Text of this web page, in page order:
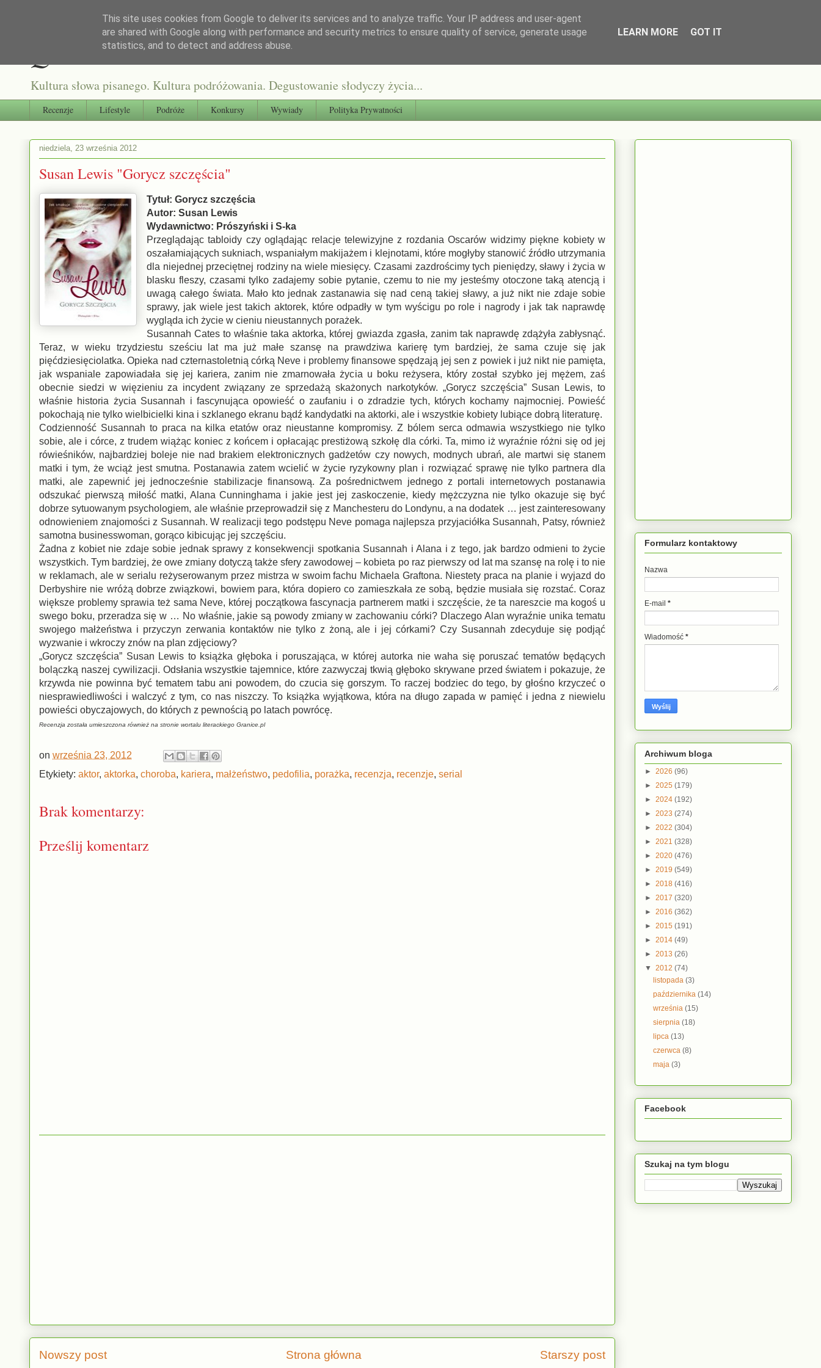
Qultura słowa
Kultura słowa pisanego. Kultura podróżowania. Degustowanie słodyczy życia...
Recenzje Lifestyle Podróże Konkursy Wywiady Polityka Prywatności
niedziela, 23 września 2012
Susan Lewis "Gorycz szczęścia"
Tytuł: Gorycz szczęścia
Autor: Susan Lewis
Wydawnictwo: Prószyński i S-ka
Przeglądając tabloidy czy oglądając relacje telewizyjne z rozdania Oscarów widzimy piękne kobiety w
oszałamiających sukniach, wspaniałym makijażem i klejnotami, które mogłyby stanowić źródło utrzymania
dla niejednej przeciętnej rodziny na wiele miesięcy. Czasami zazdrościmy tych pieniędzy, sławy i życia w
blasku fleszy, czasami tylko zadajemy sobie pytanie, czemu to nie my jesteśmy otoczone taką atencją i
uwagą całego świata. Mało kto jednak zastanawia się nad ceną takiej sławy, a już nikt nie zdaje sobie
sprawy, jak wiele jest takich aktorek, które odpadły w tym wyścigu po role i nagrody i jak tak naprawdę
wygląda ich życie w cieniu nieustannych porażek.
Susannah Cates to właśnie taka aktorka, której gwiazda zgasła, zanim tak naprawdę zdążyła zabłysnąć.
Teraz, w wieku trzydziestu sześciu lat ma już małe szansę na prawdziwa karierę tym bardziej, że sama czuje się jak
pięćdziesięciolatka. Opieka nad czternastoletnią córką Neve i problemy finansowe spędzają jej sen z powiek i już nikt nie pamięta,
jak wspaniale zapowiadała się jej kariera, zanim nie zmarnowała życia u boku reżysera, który został szybko jej mężem, zaś
obecnie siedzi w więzieniu za incydent związany ze sprzedażą skażonych narkotyków. „Gorycz szczęścia” Susan Lewis, to
właśnie historia życia Susannah i fascynująca opowieść o zaufaniu i o zdradzie tych, których kochamy najmocniej. Powieść
pokochają nie tylko wielbicielki kina i szklanego ekranu bądź kandydatki na aktorki, ale i wszystkie kobiety lubiące dobrą literaturę.
Codzienność Susannah to praca na kilka etatów oraz nieustanne kompromisy. Z bólem serca odmawia wszystkiego nie tylko
sobie, ale i córce, z trudem wiążąc koniec z końcem i opłacając prestiżową szkołę dla córki. Ta, mimo iż wyraźnie różni się od jej
rówieśników, najbardziej boleje nie nad brakiem elektronicznych gadżetów czy nowych, modnych ubrań, ale martwi się stanem
matki i tym, że wciąż jest smutna. Postanawia zatem wcielić w życie ryzykowny plan i rozwiązać sprawę nie tylko partnera dla
matki, ale zapewnić jej jednocześnie stabilizacje finansową. Za pośrednictwem jednego z portali internetowych postanawia
odszukać pierwszą miłość matki, Alana Cunninghama i jakie jest jej zaskoczenie, kiedy mężczyzna nie tylko okazuje się być
dobrze sytuowanym psychologiem, ale właśnie przeprowadził się z Manchesteru do Londynu, a na dodatek … jest zainteresowany
odnowieniem znajomości z Susannah. W realizacji tego podstępu Neve pomaga najlepsza przyjaciółka Susannah, Patsy, również
samotna businesswoman, gorąco kibicując jej szczęściu.
Żadna z kobiet nie zdaje sobie jednak sprawy z konsekwencji spotkania Susannah i Alana i z tego, jak bardzo odmieni to życie
wszystkich. Tym bardziej, że owe zmiany dotyczą także sfery zawodowej – kobieta po raz pierwszy od lat ma szansę na rolę i to nie
w reklamach, ale w serialu reżyserowanym przez mistrza w swoim fachu Michaela Graftona. Niestety praca na planie i wyjazd do
Derbyshire nie wróżą dobrze związkowi, bowiem para, która dopiero co zamieszkała ze sobą, będzie musiała się rozstać. Coraz
większe problemy sprawia też sama Neve, której początkowa fascynacja partnerem matki i szczęście, że ta nareszcie ma kogoś u
swego boku, przeradza się w … No właśnie, jakie są powody zmiany w zachowaniu córki? Dlaczego Alan wyraźnie unika tematu
swojego małżeństwa i przyczyn zerwania kontaktów nie tylko z żoną, ale i jej córkami? Czy Susannah zdecyduje się podjąć
wyzwanie i wkroczy znów na plan zdjęciowy?
„Gorycz szczęścia” Susan Lewis to książka głęboka i poruszająca, w której autorka nie waha się poruszać tematów będących
bolączką naszej cywilizacji. Odsłania wszystkie tajemnice, które zazwyczaj tkwią głęboko skrywane przed światem i pokazuje, że
krzywda nie powinna być tematem tabu ani powodem, do czucia się gorszym. To raczej bodziec do tego, by głośno krzyczeć o
niesprawiedliwości i walczyć z tym, co nas niszczy. To książka wyjątkowa, która na długo zapada w pamięć i jedna z niewielu
powieści obyczajowych, do których z pewnością po latach powrócę.
Recenzja została umieszczona również na stronie wortalu literackiego Granice.pl
on września 23, 2012
Etykiety: aktor, aktorka, choroba, kariera, małżeństwo, pedofilia, porażka, recenzja, recenzje, serial
Brak komentarzy:
Prześlij komentarz
Nowszy post Starszy post
Strona główna
Formularz kontaktowy
Nazwa
E-mail *
Wiadomość *
Archiwum bloga
► 2026 (96)
► 2025 (179)
► 2024 (192)
► 2023 (274)
► 2022 (304)
► 2021 (328)
► 2020 (476)
► 2019 (549)
► 2018 (416)
► 2017 (320)
► 2016 (362)
► 2015 (191)
► 2014 (49)
► 2013 (26)
▼ 2012 (74)
listopada(3)
października(14)
września(15)
sierpnia(18)
lipca(13)
czerwca(8)
maja(3)
Facebook
Szukaj na tym blogu
This site uses cookies from Google to deliver its services and to analyze traffic. Your IP address and user-agent
are shared with Google along with performance and security metrics to ensure quality of service, generate usage
statistics, and to detect and address abuse.
LEARN MORE GOT IT